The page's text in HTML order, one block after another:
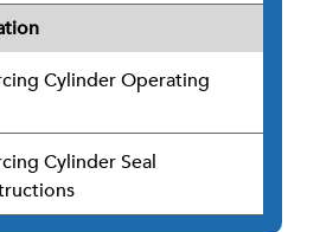
Cylinder Operating
Cylinder Seal